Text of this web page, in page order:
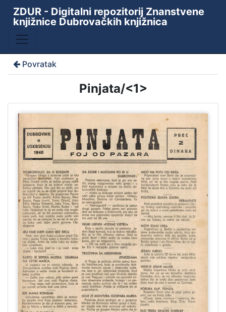
ZDUR - Digitalni repozitorij Znanstvene
knjižnice Dubrovačkih knjižnica
Povratak
Pinjata/<1>